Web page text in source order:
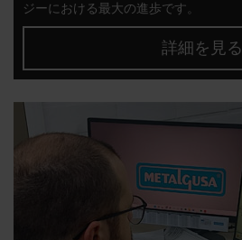
ジーにおける最大の進歩です。
詳細を見る